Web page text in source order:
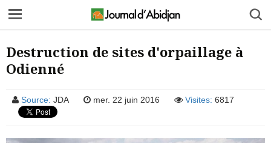
Destruction de sites d'orpaillage à
Odienné
Source: JDA mer. 22 juin 2016 Visites: 6817